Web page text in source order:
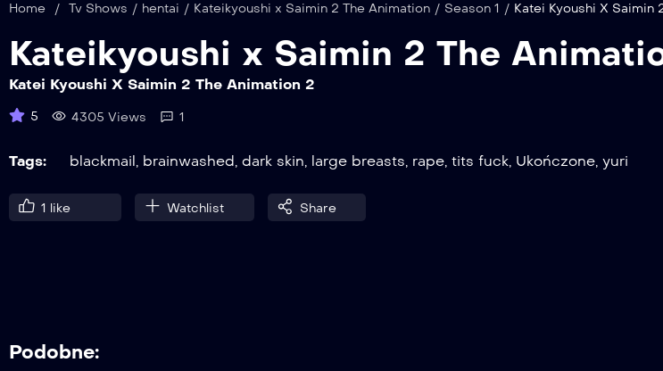
Home / Tv Shows / hentai / Kateikyoushi x Saimin 2 The Animation / Season 1 / Katei Kyoushi X Saimin
Kateikyoushi x Saimin 2 The
Katei Kyoushi X Saimin 2 The Animation 2
5 4305 Views 1
Tags: blackmail , brainwashed, dark skin, large breasts, rape, tits fuck, Ukończone, yuri
1 like Watchlist Share
Podobne: